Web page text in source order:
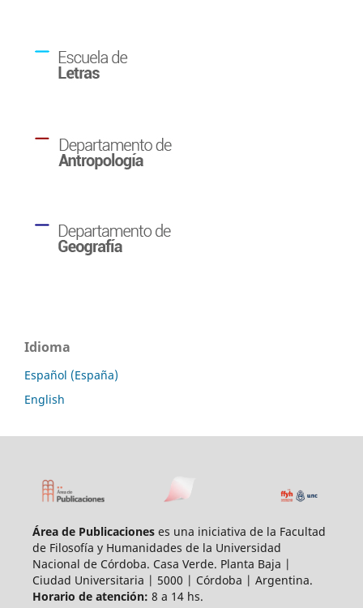
Idioma
Español (España)
English
Área de Publicacioneses una iniciativa de la Facultad
de Filosofía y Humanidades de la Universidad
Nacional de Córdoba. Casa Verde. Planta Baja |
Ciudad Universitaria | 5000 | Córdoba | Argentina.
Horario de atención: 8 a 14 hs.